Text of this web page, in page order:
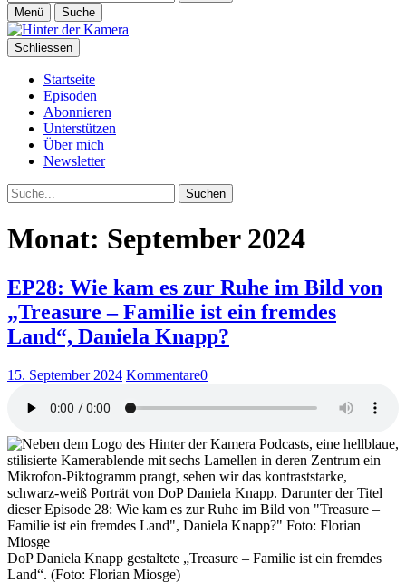
Menü Suche
Schliessen
Startseite
Episoden
Abonnieren
Unterstützen
Über mich
Newsletter
Suche
Monat: September 2024
EP28: Wie kam es zur Ruhe im Bild von
„Treasure – Familie ist ein fremdes
Land“, Daniela Knapp?
15. September 2024 Kommentare0
DoP Daniela Knapp gestaltete „Treasure – Familie ist ein fremdes
Land“. (Foto: Florian Miosge)